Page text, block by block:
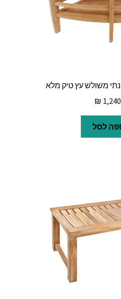
משולש עץ טיק מלא
₪
לסל